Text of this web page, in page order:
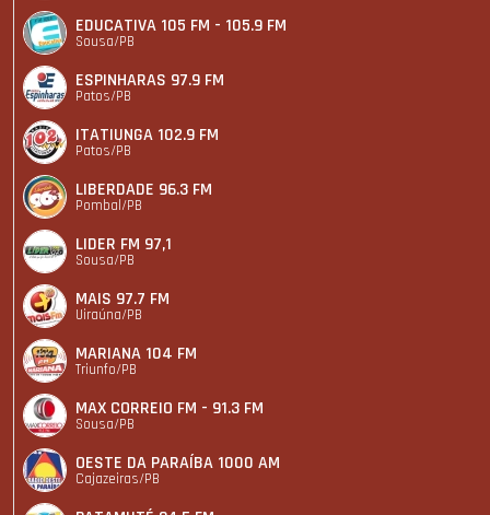
EDUCATIVA 105 FM - 105.9 FM
Sousa/PB
ESPINHARAS 97.9 FM
Patos/PB
ITATIUNGA 102.9 FM
Patos/PB
LIBERDADE 96.3 FM
Pombal/PB
LIDER FM 97,1
Sousa/PB
MAIS 97.7 FM
Uiraúna/PB
MARIANA 104 FM
Triunfo/PB
MAX CORREIO FM - 91.3 FM
Sousa/PB
OESTE DA PARAÍBA 1000 AM
Cajazeiras/PB